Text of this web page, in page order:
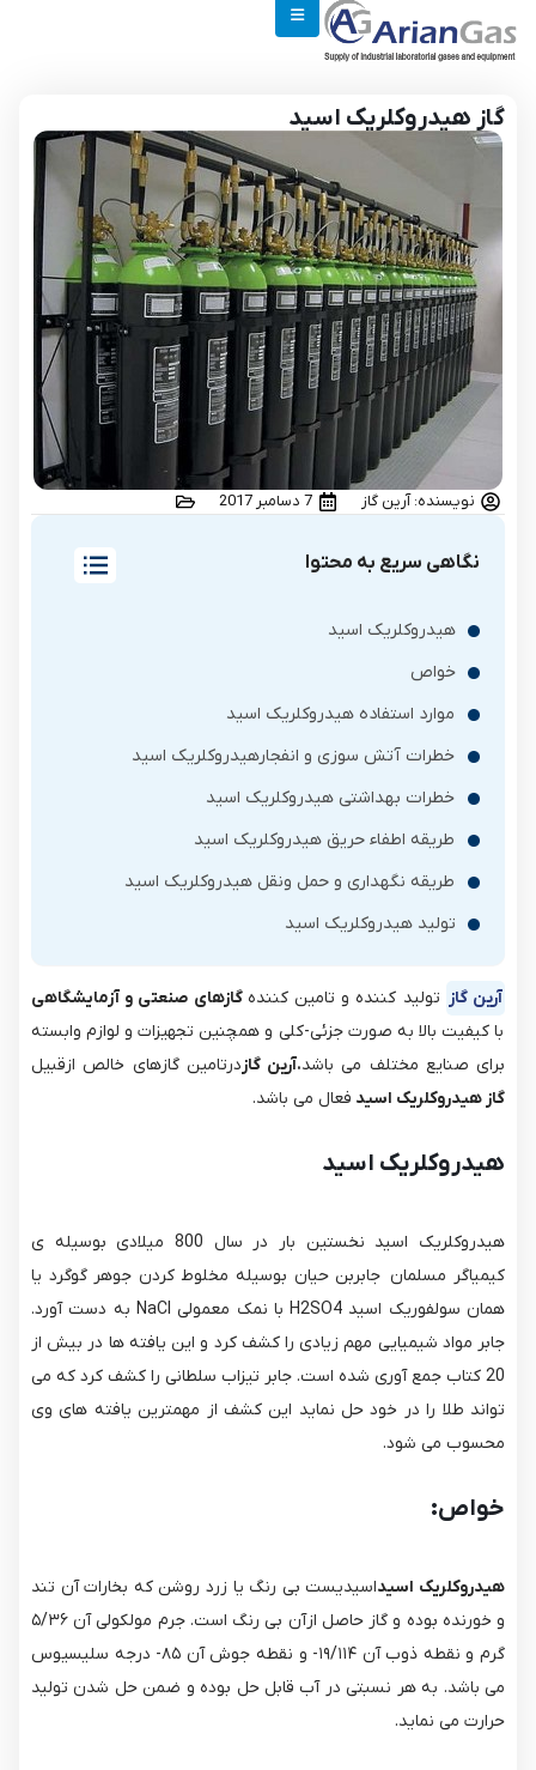
گاز هیدروکلریک اسید
نویسنده: آرین گاز 7 دسامبر 2017
نگاهی سریع به محتوا
هیدروکلریک اسید
خواص
موارد استفاده هیدروکلریک اسید
خطرات آتش سوزی و انفجارهیدروکلریک اسید
خطرات بهداشتی هیدروکلریک اسید
طریقه اطفاء حریق هیدروکلریک اسید
طریقه نگهداری و حمل ونقل هیدروکلریک اسید
تولید هیدروکلریک اسید
آرین گاز تولید کننده و تامین کننده گازهای صنعتی و آزمایشگاهی
با کیفیت بالا به صورت جزئی-کلی و همچنین تجهیزات و لوازم وابسته
برای صنایع مختلف می باشد.آرین گازدرتامین گازهای خالص ازقبیل
گاز هیدروکلریک اسید فعال می باشد.
هیدروکلریک اسید
هیدروکلریک اسید نخستین بار در سال 800 میلادی بوسیله ی
کیمیاگر مسلمان جابربن حیان بوسیله مخلوط کردن جوهر گوگرد یا
همان سولفوریک اسید H2SO4 با نمک معمولی NaCl به دست آورد.
جابر مواد شیمیایی مهم زیادی را کشف کرد و این یافته ها در بیش از
20 کتاب جمع آوری شده است. جابر تیزاب سلطانی را کشف کرد که می
تواند طلا را در خود حل نماید این کشف از مهمترین یافته های وی
محسوب می شود.
خواص:
هیدروکلریک اسیداسیدیست بی رنگ یا زرد روشن كه بخارات آن تند
و خورنده بوده و گاز حاصل ازآن بی رنگ است. جرم مولكولی آن ۵/۳۶
گرم و نقطه ذوب آن ۱۹/۱۱۴- و نقطه جوش آن ۸۵- درجه سلیسیوس
می باشد. به هر نسبتی در آب قابل حل بوده و ضمن حل شدن تولید
حرارت می نماید.